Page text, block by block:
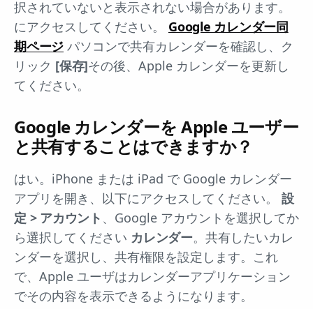
択されていないと表示されない場合があります。
にアクセスしてください。 Google カレンダー同
期ページ パソコンで共有カレンダーを確認し、ク
リック [保存]その後、Apple カレンダーを更新し
てください。
Google カレンダーを Apple ユーザー
と共有することはできますか？
はい。iPhone または iPad で Google カレンダー
アプリを開き、以下にアクセスしてください。 設
定 > アカウント 、Google アカウントを選択してか
ら選択してください カレンダー。共有したいカレ
ンダーを選択し、共有権限を設定します。これ
で、Apple ユーザはカレンダーアプリケーション
でその内容を表示できるようになります。